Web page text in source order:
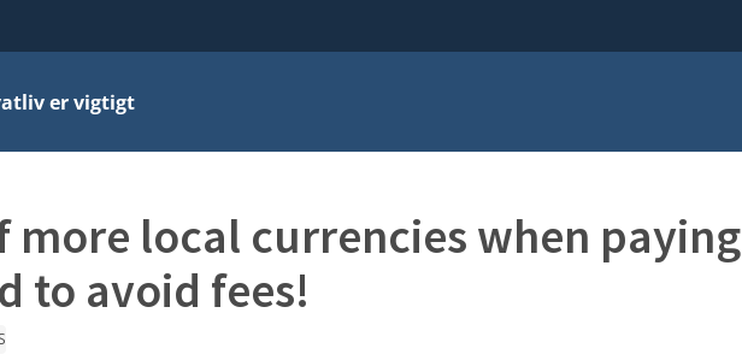
er vigtigt
more local currencies when paying
to avoid fees!